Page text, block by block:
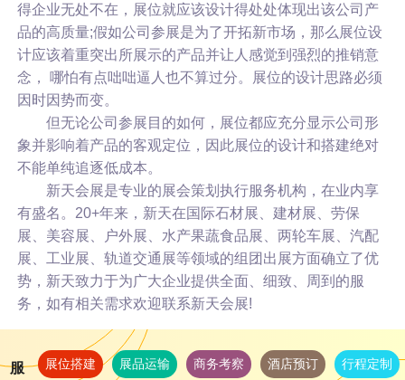
得企业无处不在，展位就应该设计得处处体现出该公司产
品的高质量;假如公司参展是为了开拓新市场，那么展位设
计应该着重突出所展示的产品并让人感觉到强烈的推销意
念， 哪怕有点咄咄逼人也不算过分。展位的设计思路必须
因时因势而变。
但无论公司参展目的如何，展位都应充分显示公司形
象并影响着产品的客观定位，因此展位的设计和搭建绝对
不能单纯追逐低成本。
新天会展是专业的展会策划执行服务机构，在业内享
有盛名。20+年来，新天在国际石材展、建材展、劳保
展、美容展、户外展、水产果蔬食品展、两轮车展、汽配
展、工业展、轨道交通展等领域的组团出展方面确立了优
势，新天致力于为广大企业提供全面、细致、周到的服
务，如有相关需求欢迎联系新天会展!
服
展位搭建 展品运输 商务考察 酒店预订 行程定制